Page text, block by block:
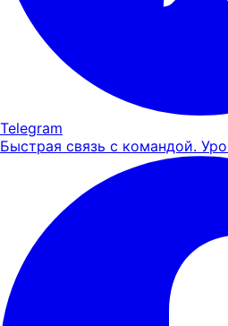
Telegram
Быстрая связь с командой.